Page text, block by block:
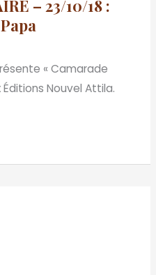
– 23/10/18 :
« Camarade
Nouvel Attila.